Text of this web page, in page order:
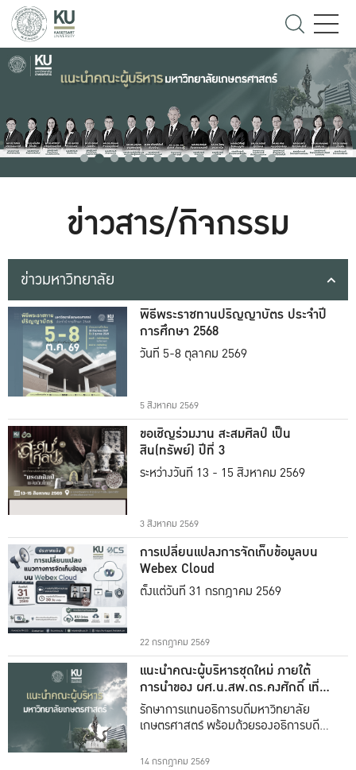
ข่าวสาร/กิจกรรม
ข่าวมหาวิทยาลัย
พิธีพระราชทานปริญญาบัตร ประจำปี
การศึกษา 2568
วันที่ 5-8 ตุลาคม 2569
5 สิงหาคม 2569
ขอเชิญร่วมงาน สะสมศิลป์ เป็น
สิน(ทรัพย์) ปีที่ 3
ระหว่างวันที่ 13 - 15 สิงหาคม 2569
3 สิงหาคม 2569
การเปลี่ยนแปลงการจัดเก็บข้อมูลบน
Webex Cloud
ตั้งแต่วันที่ 31 กรกฎาคม 2569
22 กรกฎาคม 2569
แนะนำคณะผู้บริหารชุดใหม่ ภายใต้
การนำของ ผศ.น.สพ.ดร.คงศักดิ์ เที่ยง
ธรรม
รักษาการแทนอธิการบดีมหาวิทยาลัย
เกษตรศาสตร์ พร้อมด้วยรองอธิการบดีทั้ง
14 กรกฎาคม 2569